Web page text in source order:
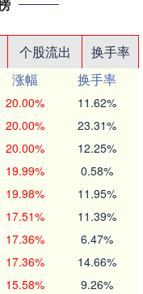
个股流出
换手率
涨幅
换手率
20.00% 11.62%
20.00% 23.31%
20.00% 12.25%
19.99% 0.58%
19.98% 11.95%
17.51% 11.39%
17.36% 6.47%
17.36% 14.66%
15.58% 9.26%